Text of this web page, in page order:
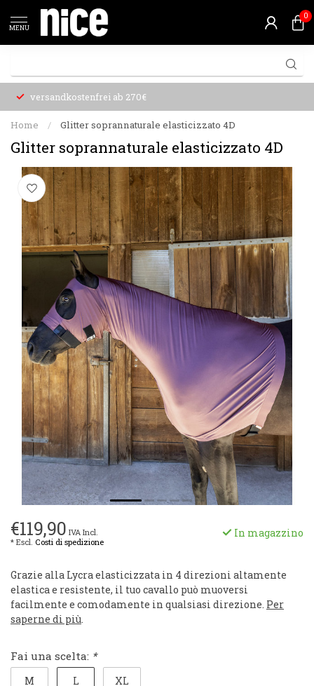
MENU
0
versandkostenfrei ab 270€
Home / Glitter soprannaturale elasticizzato 4D
Glitter soprannaturale elasticizzato 4D
€119,90 IVA Incl.
* Escl. Costi di spedizione
In magazzino
Grazie alla Lycra elasticizzata in 4 direzioni altamente
elastica e resistente, il tuo cavallo può muoversi
facilmente e comodamente in qualsiasi direzione. Per
saperne di più.
Fai una scelta: *
M L XL